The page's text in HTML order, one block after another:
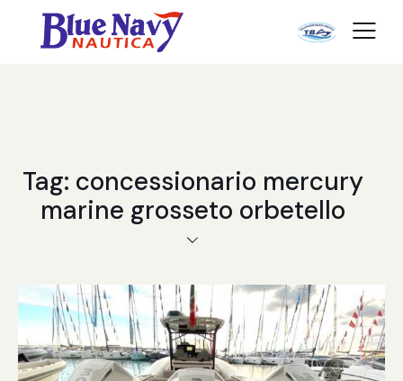
Tag: concessionario mercury
marine grosseto orbetello